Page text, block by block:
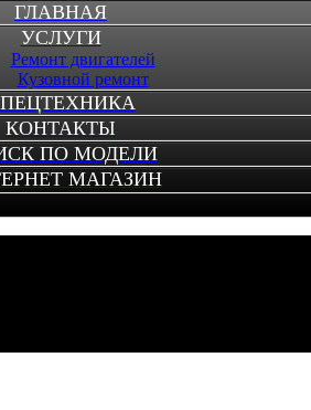
ГЛАВНАЯ
УСЛУГИ
Ремонт двигателей
Кузовной ремонт
КОНТАКТЫ
ПО МОДЕЛИ
МАГАЗИН